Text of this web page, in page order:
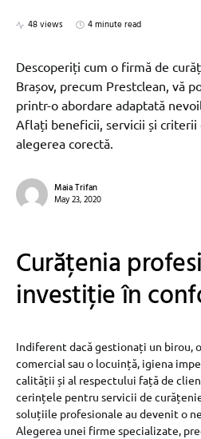
48 views 4 minute read
Descoperiți cum o firmă de
Brașov, precum Prestclean, vă
printr-o abordare adaptată
Aflați beneficii, servicii și criterii
alegerea corectă.
Maia Trifan
May 23, 2020
Curățenia
investiție în
Indiferent dacă gestionați un birou,
comercial sau o locuință, igiena
calității și al respectului față de
cerințele pentru servicii de
soluțiile profesionale au devenit o
Alegerea unei firme specializate,